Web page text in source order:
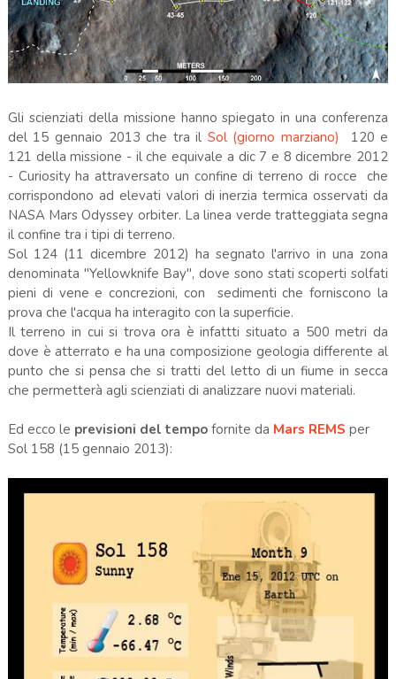
Gli scienziati della missione hanno spiegato in una conferenza
del 15 gennaio 2013 che tra il Sol (giorno marziano)
120 e
121 della missione - il che equivale a dic 7 e 8 dicembre 2012
-Curiosity haattraversato un confine di terreno di rocce
che
corrispondono ad elevati valori di inerzia termica osservati da
NASA Mars Odyssey orbiter. La linea verde tratteggiata segna
il confine tra i tipi di terreno.
Sol 124 (11 dicembre 2012) ha segnatol'arrivo in una zona
denominata "Yellowknife Bay", dove sono stati scoperti solfati
pieni di vene e concrezioni,con sedimenti che forniscono la
prova che l'acqua ha interagito con la superficie.
Il terreno in cui si trova ora è infattti situato a 500 metri da
dove è atterrato e ha una composizione geologia differente al
punto che si pensa che si tratti del letto di un fiume in secca
che permetterà agli scienziati di analizzare nuovi materiali.
Ed ecco le previsioni del tempo fornite da Mars REMS per
Sol 158 (15 gennaio 2013):